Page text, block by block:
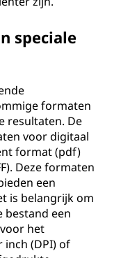
speciale
formaten
resultaten. De
voor digitaal
format (pdf)
Deze formaten
een
is belangrijk om
bestand een
het
inch (DPI) of